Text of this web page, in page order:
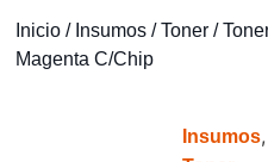
Inicio / Insumos /Toner /
Magenta C/Chip
Insumos,